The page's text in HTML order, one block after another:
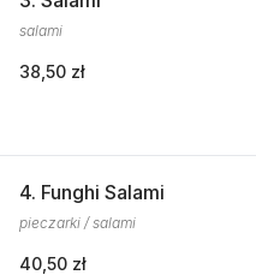
salami
38,50 zł
4. Funghi Salami
pieczarki / salami
40,50 zł